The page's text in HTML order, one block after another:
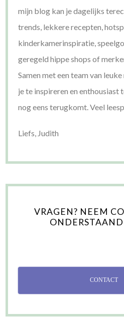
mijn blog kan je dagelijks
trends, lekkere recepten,
kinderkamerinspiratie,
geregeld hippe shops of
Samen met een team van
je te inspireren en enthousiast
nog eens terugkomt. Veel
Liefs, Judith
VRAGEN? NEEM
CONTACT